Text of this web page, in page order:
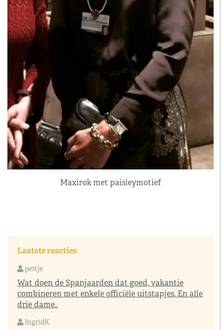
Maxirok met paisleymotief
Laatste reacties
pettje
Wat doen de Spanjaarden dat goed, vakantie
combineren met enkele officiële uitstapjes. En alle
drie dame..
IngridK